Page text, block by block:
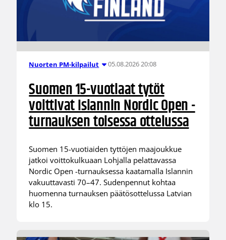
Nuorten PM-kilpailut 05.08.2026 20:08
Suomen 15-vuotiaat tytöt
voittivat Islannin Nordic Open -
turnauksen toisessa ottelussa
Suomen 15-vuotiaiden tyttöjen maajoukkue
jatkoi voittokulkuaan Lohjalla pelattavassa
Nordic Open -turnauksessa kaatamalla Islannin
vakuuttavasti 70–47. Sudenpennut kohtaa
huomenna turnauksen päätösottelussa Latvian
klo 15.